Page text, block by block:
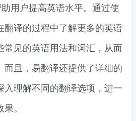
用户提高英语水平。通过使
翻译的过程中了解更多的英语
常见的英语用法和词汇，从而
而且，易翻译还提供了详细的
入理解不同的翻译选项，进一
。